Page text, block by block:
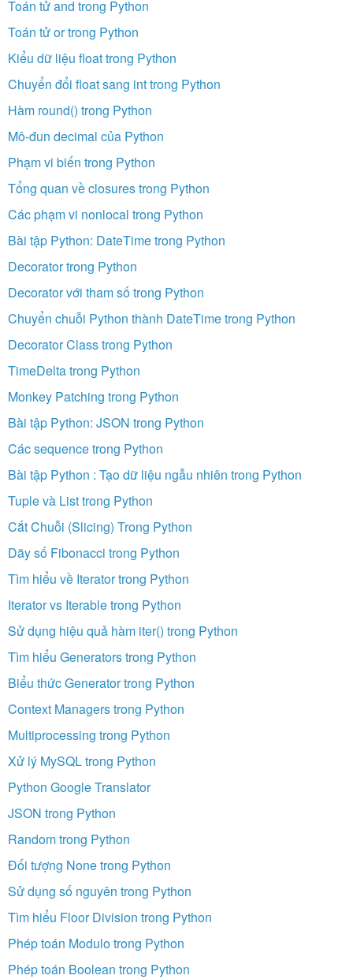
Toán tử and trong Python
Toán tử or trong Python
Kiểu dữ liệu float trong Python
Chuyển đổi float sang int trong Python
Hàm round() trong Python
Mô-đun decimal của Python
Phạm vi biến trong Python
Tổng quan về closures trong Python
Các phạm vi nonlocal trong Python
Bài tập Python: DateTime trong Python
Decorator trong Python
Decorator với tham số trong Python
Chuyển chuỗi Python thành DateTime trong Python
Decorator Class trong Python
TimeDelta trong Python
Monkey Patching trong Python
Bài tập Python: JSON trong Python
Các sequence trong Python
Bài tập Python : Tạo dữ liệu ngẫu nhiên trong Python
Tuple và List trong Python
Cắt Chuỗi (Slicing) Trong Python
Dãy số Fibonacci trong Python
Tìm hiểu về Iterator trong Python
Iterator vs Iterable trong Python
Sử dụng hiệu quả hàm iter() trong Python
Tìm hiểu Generators trong Python
Biểu thức Generator trong Python
Context Managers trong Python
Multiprocessing trong Python
Xử lý MySQL trong Python
Python Google Translator
JSON trong Python
Random trong Python
Đối tượng None trong Python
Sử dụng số nguyên trong Python
Tìm hiểu Floor Division trong Python
Phép toán Modulo trong Python
Phép toán Boolean trong Python